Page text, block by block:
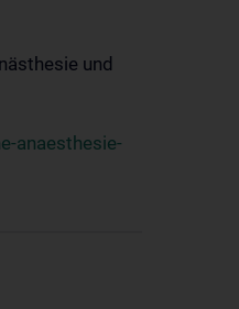
und
anaesthesie-